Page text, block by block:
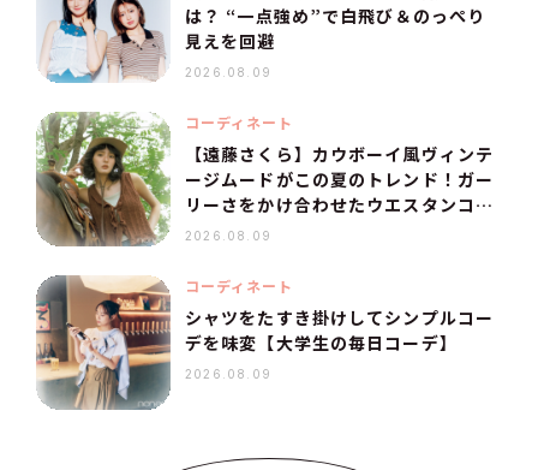
は？ “一点強め”で白飛び＆のっぺり
見えを回避
2026.08.09
コーディネート
【遠藤さくら】カウボーイ風ヴィンテ
ージムードがこの夏のトレンド！ガー
リーさをかけ合わせたウエスタンコー
デ
2026.08.09
コーディネート
シャツをたすき掛けしてシンプルコー
デを味変【大学生の毎日コーデ】
2026.08.09